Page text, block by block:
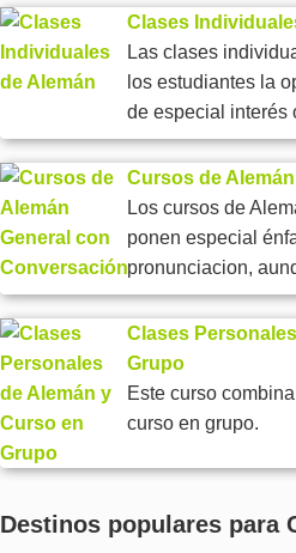
Clases
Las clases
los estudiantes la
de especial interés
Cursos de
Los cursos de
ponen especial
pronunciacion,
Clases
Grupo
Este curso
curso en grupo.
Destinos populares para